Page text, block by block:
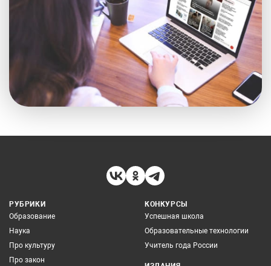
РУБРИКИ
Образование
Наука
Про культуру
Про закон
КОНКУРСЫ
Успешная школа
Образовательные технологии
Учитель года России